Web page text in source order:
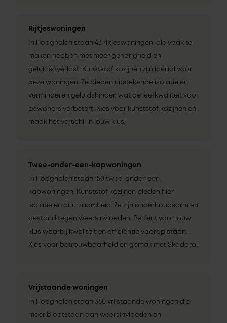
Rijtjeswoningen
In Hooghalen staan 43 rijtjeswoningen, die vaak te
maken hebben met meer gehorigheid en
geluidsoverlast. Kunststof kozijnen zijn ideaal voor
deze woningen. Ze bieden uitstekende isolatie en
verminderen geluidshinder, wat de leefkwaliteit voor
bewoners verbetert. Kies voor kunststof kozijnen en
maak het verschil in jouw klus.
Twee-onder-een-kapwoningen
In Hooghalen staan 150 twee-onder-een-
kapwoningen. Kunststof kozijnen bieden hier
isolatie en duurzaamheid. Ze zijn onderhoudsarm en
bestand tegen weersinvloeden. Perfect voor jouw
klus waarbij kwaliteit en efficiëntie voorop staan.
Kies voor betrouwbaarheid en gemak met Skodora.
Vrijstaande woningen
In Hooghalen staan 360 vrijstaande woningen die
meer blootstaan aan weersinvloeden en